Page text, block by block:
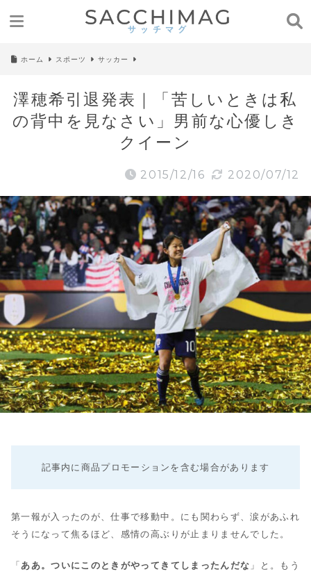
ホーム スポーツ サッカー
澤穂希引退発表｜「苦しいときは私
の背中を見なさい」男前な心優しき
クイーン
2015/12/16 2020/07/12
記事内に商品プロモーションを含む場合があります
第一報が入ったのが、仕事で移動中。にも関わらず、涙があふれ
そうになって焦るほど、感情の高ぶりが止まりませんでした。
「ああ。ついにこのときがやってきてしまったんだな 」と。もう